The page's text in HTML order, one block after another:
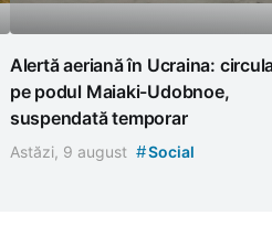
Alertă aeriană în Ucraina:
pe podul Maiaki-Udobnoe,
suspendată temporar
Astăzi, 9 august #Social